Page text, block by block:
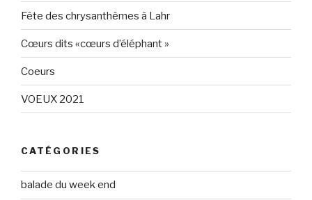
Fête des chrysanthèmes à Lahr
Cœurs dits «cœurs d’éléphant »
Coeurs
VOEUX 2021
CATÉGORIES
balade du week end